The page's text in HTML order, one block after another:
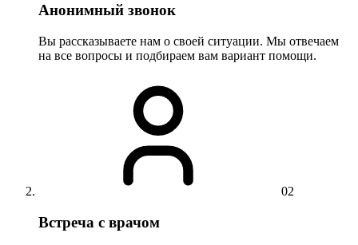
Анонимный звонок
Вы рассказываете нам о своей ситуации. Мы отвечаем
на все вопросы и подбираем вам вариант помощи.
02
Встреча с врачом